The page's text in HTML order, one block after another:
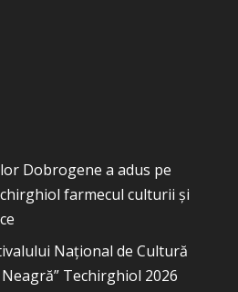
Dobrogene a adus pe
farmecul culturii și
Național de Cultură
Techirghiol 2026